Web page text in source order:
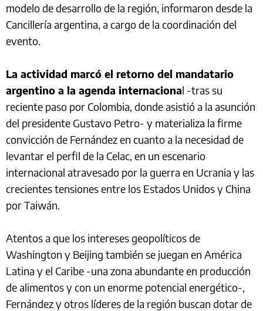
modelo de desarrollo de la región, informaron desde la
Cancillería argentina, a cargo de la coordinación del
evento.
La actividad marcó el retorno del mandatario
argentino a la agenda internacional -tras su
reciente paso por Colombia, donde asistió a la asunción
del presidente Gustavo Petro- y materializa la firme
convicción de Fernández en cuanto a la necesidad de
levantar el perfil de la Celac, en un escenario
internacional atravesado por la guerra en Ucrania y las
crecientes tensiones entre los Estados Unidos y China
por Taiwán.
Atentos a que los intereses geopolíticos de
Washington y Beijing también se juegan en América
Latina y el Caribe -una zona abundante en producción
de alimentos y con un enorme potencial energético-,
Fernández y otros líderes de la región buscan dotar de